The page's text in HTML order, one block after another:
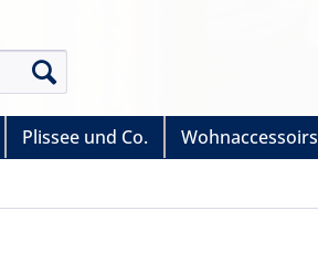
Plissee und Co. Wohnaccessoirs